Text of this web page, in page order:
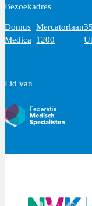
Bezoekadres
Domus
Medica
Mercatorlaan
1200
Lid van